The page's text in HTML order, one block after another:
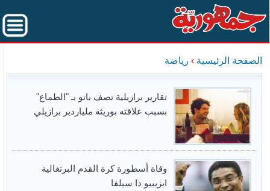
الصفحة الرئيسية › رياضة
تقارير برازيلية تصف باتو بـ "الطماع"
بسبب علاقته بوريثة ملياردير برازيلي
وفاة أسطورة كرة القدم البرتغالية
ايزيبيو دا سيلفا